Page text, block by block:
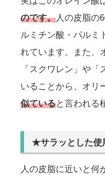
のです。人の皮脂の
ルミチン酸・パルミ
れています。また、
「スクワレン」や
いることから、オリ
似ていると言われる
★サラッとした
人の皮脂に近いと何